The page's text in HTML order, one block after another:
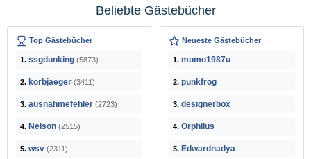
Beliebte Gästebücher
Top Gästebücher
1. ssgdunking (5873)
2. korbjaeger (3411)
3. ausnahmefehler (2723)
4. Nelson (2515)
5. wsv (2311)
Neueste Gästebücher
1. momo1987u
2. punkfrog
3. designerbox
4. Orphilus
5. Edwardnadya